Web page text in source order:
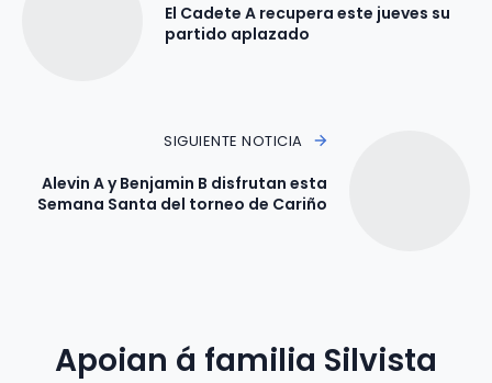
El Cadete A recupera este jueves su
partido aplazado
SIGUIENTE NOTICIA
Alevin A y Benjamin B disfrutan esta
Semana Santa del torneo de Cariño
Apoian á familia Silvista